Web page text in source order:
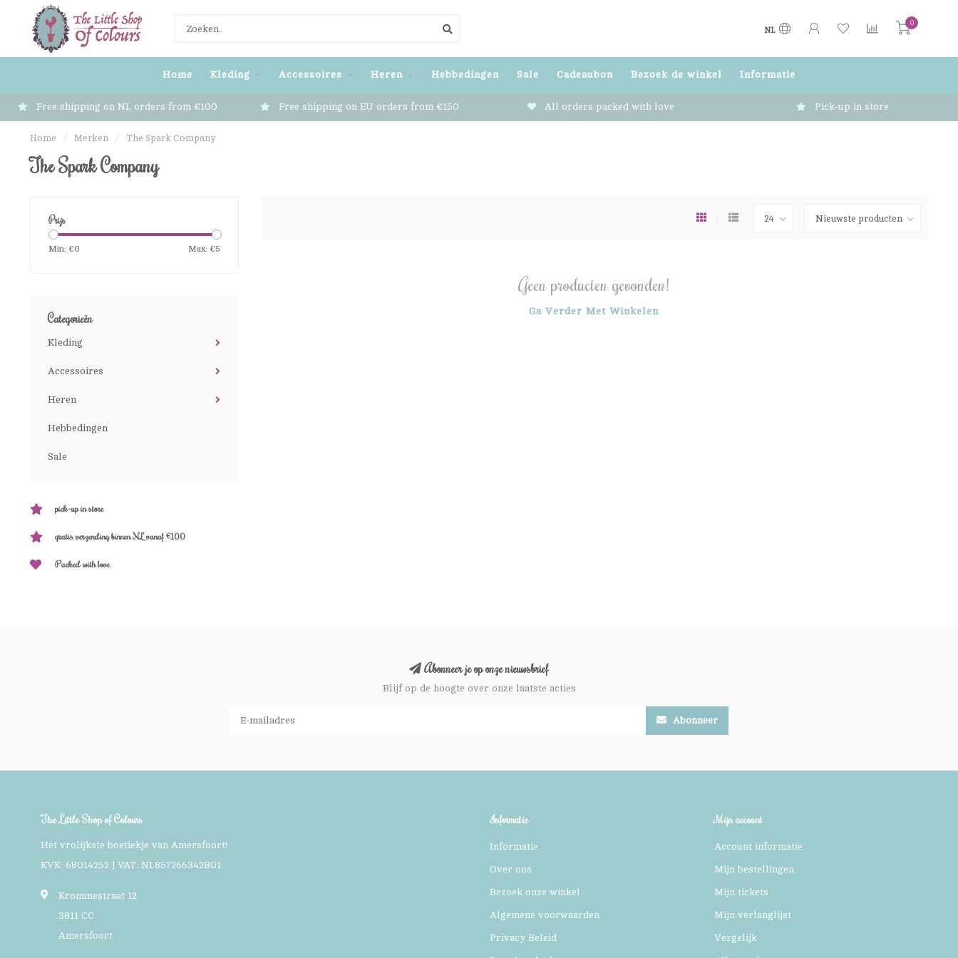
NL
0
Home Kleding Accessoires Heren Hebbedingen Sale Cadeaubon Bezoek de winkel Informatie
Free shipping on NL orders from €100 Free shipping on EU orders from €150 All orders packed with love Pick-up in store
Home / Merken / The Spark Company
The Spark Company
Prijs
Min: €0 Max: €5
Categorieën
Kleding
Accessoires
Heren
Hebbedingen
Sale
pick-up in store
gratis verzending binnen NL vanaf €100
Packed with love
Geen producten gevonden!
Ga Verder Met Winkelen
Abonneer je op onze nieuwsbrief
Blijf op de hoogte over onze laatste acties
Abonneer
The Little Shop of Colours
Het vrolijkste boetiekje van Amersfoort!
KVK: 68014252 | VAT: NL857266342B01
Krommestraat 12
3811 CC
Amersfoort
Informatie
Informatie
Over ons
Bezoek onze winkel
Algemene voorwaarden
Privacy Beleid
Mijn account
Account informatie
Mijn bestellingen
Mijn tickets
Mijn verlanglijst
Vergelijk